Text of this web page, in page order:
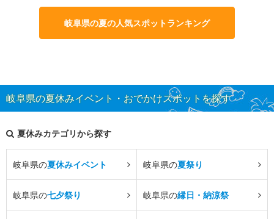
岐阜県の夏の人気スポットランキング
岐阜県の夏休みイベント・おでかけスポットを探す
夏休みカテゴリから探す
岐阜県の夏休みイベント 岐阜県の夏祭り
岐阜県の七夕祭り 岐阜県の縁日・納涼祭